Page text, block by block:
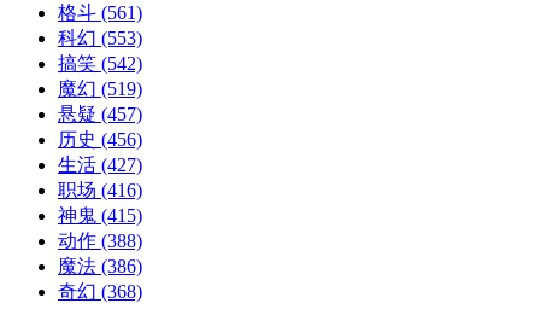
格斗 (561)
科幻 (553)
搞笑 (542)
魔幻 (519)
悬疑 (457)
历史 (456)
生活 (427)
职场 (416)
神鬼 (415)
动作 (388)
魔法 (386)
奇幻 (368)